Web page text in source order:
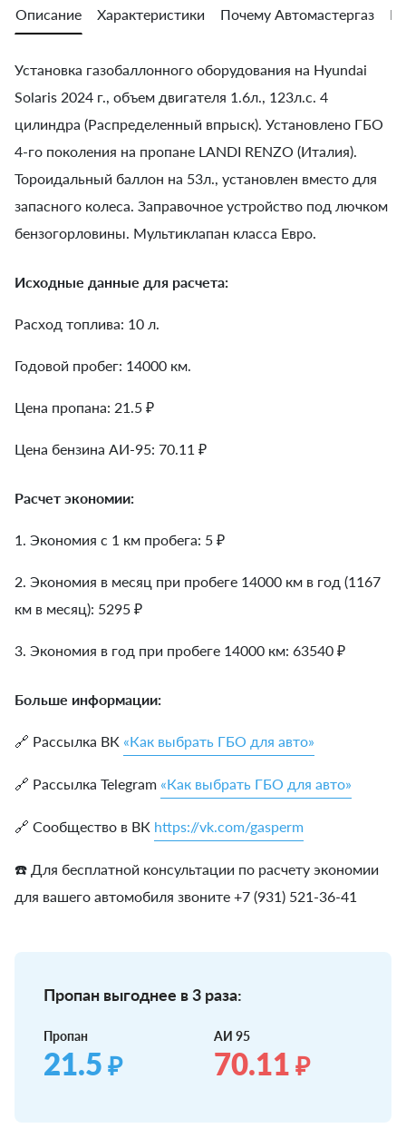
Описание Характеристики Почему Автомастергаз
Установка газобаллонного оборудования на Hyundai
Solaris 2024 г., объем двигателя 1.6л., 123л.с. 4
цилиндра (Распределенный впрыск). Установлено ГБО
4-го поколения на пропане LANDI RENZO (Италия).
Тороидальный баллон на 53л., установлен вместо для
запасного колеса. Заправочное устройство под лючком
бензогорловины. Мультиклапан класса Евро.
Исходные данные для расчета:
Расход топлива: 10 л.
Годовой пробег: 14000 км.
Цена пропана: 21.5 ₽
Цена бензина АИ-95: 70.11 ₽
Расчет экономии:
1. Экономия с 1 км пробега: 5 ₽
2. Экономия в месяц при пробеге 14000 км в год (1167
км в месяц): 5295 ₽
3. Экономия в год при пробеге 14000 км: 63540 ₽
Больше информации:
🔗 Рассылка ВК «Как выбрать ГБО для авто»
🔗 Рассылка Telegram «Как выбрать ГБО для авто»
🔗 Сообщество в ВК https://vk.com/gasperm
☎️ Для бесплатной консультации по расчету экономии
для вашего автомобиля звоните +7 (931) 521-36-41
Пропан выгоднее в 3 раза:
Пропан
21.5 ₽
АИ 95
70.11 ₽